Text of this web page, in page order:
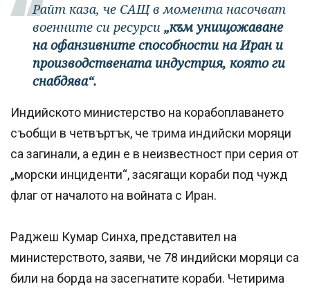
Райт каза, че САЩ в момента насочват
военните си ресурси „към унищожаване
на офанзивните способности на Иран и
производствената индустрия, която ги
снабдява“.
Индийското министерство на корабоплаването
съобщи в четвъртък, че трима индийски моряци
са загинали, а един е в неизвестност при серия от
„морски инциденти“, засягащи кораби под чужд
флаг от началото на войната с Иран.
Раджеш Кумар Синха, представител на
министерството, заяви, че 78 индийски моряци са
били на борда на засегнатите кораби. Четирима